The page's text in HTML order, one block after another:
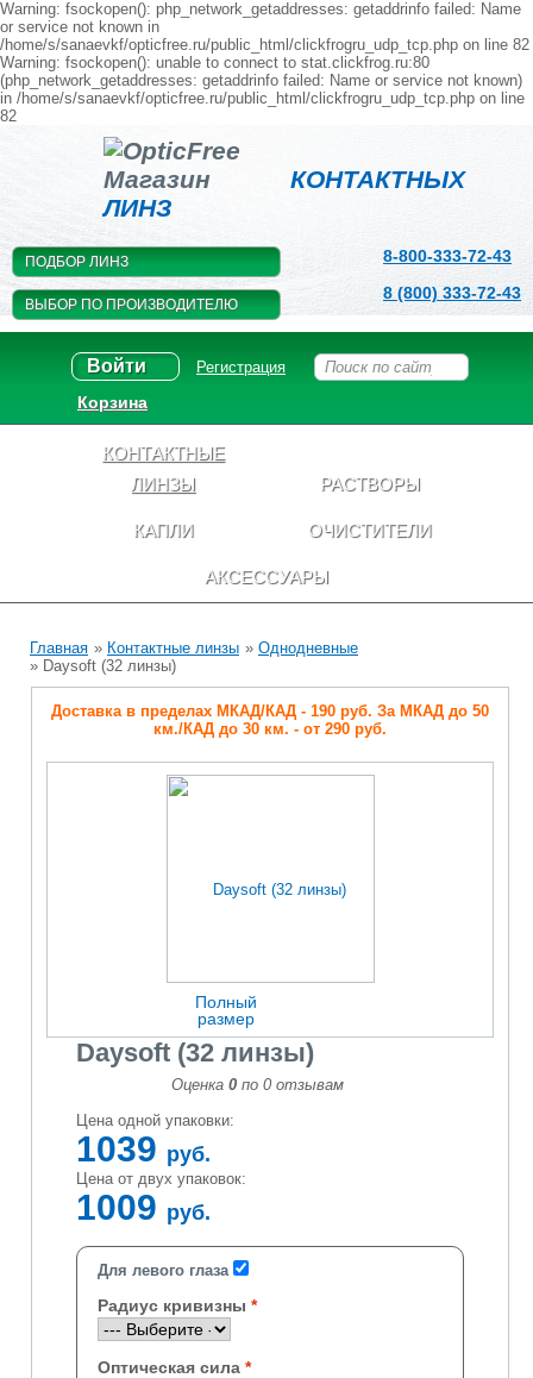
Warning: fsockopen(): php_network_getaddresses: getaddrinfo failed: Name
or service not known in
/home/s/sanaevkf/opticfree.ru/public_html/clickfrogru_udp_tcp.php on line 82
Warning: fsockopen(): unable to connect to stat.clickfrog.ru:80
(php_network_getaddresses: getaddrinfo failed: Name or service not known)
in /home/s/sanaevkf/opticfree.ru/public_html/clickfrogru_udp_tcp.php on line
82
Магазин КОНТАКТНЫХ
ЛИНЗ
ПОДБОР ЛИНЗ
ВЫБОР ПО ПРОИЗВОДИТЕЛЮ
8-800-333-72-43
8 (800) 333-72-43
Войти Регистрация
Корзина
КОНТАКТНЫЕ
ЛИНЗЫ
РАСТВОРЫ
КАПЛИ ОЧИСТИТЕЛИ
АКСЕССУАРЫ
Главная » Контактные линзы » Однодневные
» Daysoft (32 линзы)
Доставка в пределах МКАД/КАД - 190 руб. За МКАД до 50
км./КАД до 30 км. - от 290 руб.
Полный
размер
Daysoft (32 линзы)
Оценка 0 по 0 отзывам
Цена одной упаковки:
1039 руб.
Цена от двух упаковок:
1009 руб.
Для левого глаза
Радиус кривизны
Оптическая сила